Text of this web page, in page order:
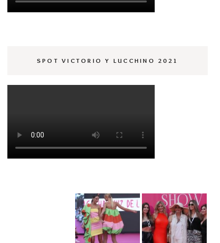
SPOT VICTORIO Y LUCCHINO 2021